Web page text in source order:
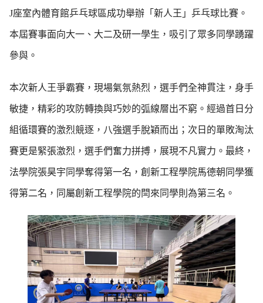
J座室內體育館乒乓球區成功舉辦「新人王」乒乓球比賽。
本屆賽事面向大一、大二及研一學生，吸引了眾多同學踴躍
參與。
本次新人王爭霸賽，現場氣氛熱烈，選手們全神貫注，身手
敏捷，精彩的攻防轉換與巧妙的弧線層出不窮。經過首日分
組循環賽的激烈競逐，八強選手脫穎而出；次日的單敗淘汰
賽更是緊張激烈，選手們奮力拼搏，展現不凡實力。最終，
法學院張昊宇同學奪得第一名，創新工程學院馬德朝同學獲
得第二名，同屬創新工程學院的閆來同學則為第三名。